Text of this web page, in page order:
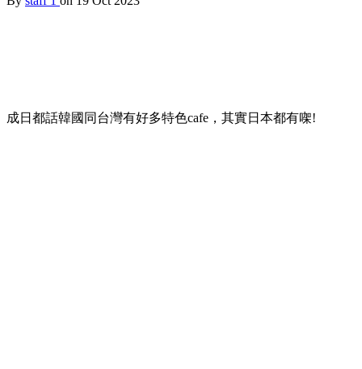
成日都話韓國同台灣有好多特色cafe，其實日本都有㗎!